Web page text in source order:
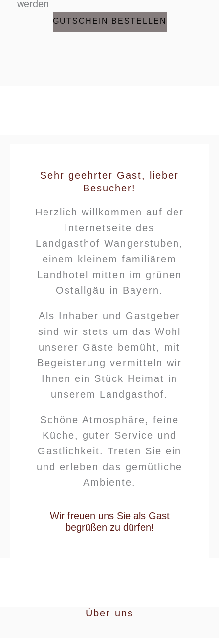
werden
GUTSCHEIN BESTELLEN
Sehr geehrter Gast, lieber
Besucher!
Herzlich willkommen auf der
Internetseite des
Landgasthof Wangerstuben,
einem kleinem familiärem
Landhotel mitten im grünen
Ostallgäu in Bayern.
Als Inhaber und Gastgeber
sind wir stets um das Wohl
unserer Gäste bemüht, mit
Begeisterung vermitteln wir
Ihnen ein Stück Heimat in
unserem Landgasthof.
Schöne Atmosphäre, feine
Küche, guter Service und
Gastlichkeit. Treten Sie ein
und erleben das gemütliche
Ambiente.
Wir freuen uns Sie als Gast
begrüßen zu dürfen!
Über uns